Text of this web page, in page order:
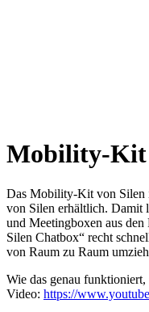
Mobility-Kit
Das Mobility-Kit von Silen
von Silen erhältlich. Damit
und Meetingboxen aus
Silen Chatbox“ recht
von Raum zu Raum
Wie das genau
Video: https://